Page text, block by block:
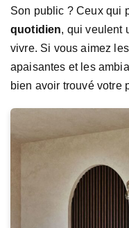
Son public ? Ceux qui
quotidien, qui veulent
vivre. Si vous aimez
apaisantes et les
bien avoir trouvé votre